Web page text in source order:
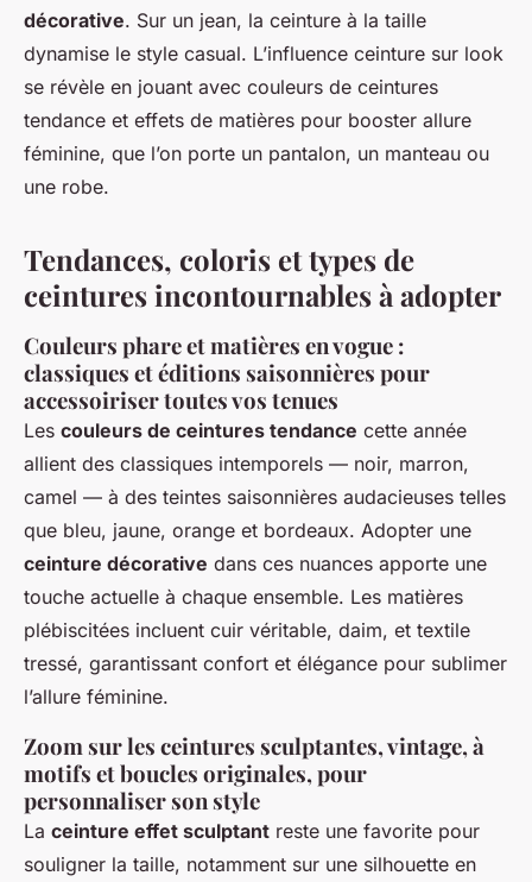
décorative. Sur un jean, la ceinture à la taille
dynamise le style casual. L’influence ceinture sur look
se révèle en jouant avec couleurs de ceintures
tendance et effets de matières pour booster allure
féminine, que l’on porte un pantalon, un manteau ou
une robe.
Tendances, coloris et types de
ceintures incontournables à adopter
Couleurs phare et matières en vogue :
classiques et éditions saisonnières pour
accessoiriser toutes vos tenues
Les couleurs de ceintures tendance cette année
allient des classiques intemporels — noir, marron,
camel — à des teintes saisonnières audacieuses telles
que bleu, jaune, orange et bordeaux. Adopter une
ceinture décorative dans ces nuances apporte une
touche actuelle à chaque ensemble. Les matières
plébiscitées incluent cuir véritable, daim, et textile
tressé, garantissant confort et élégance pour sublimer
l’allure féminine.
Zoom sur les ceintures sculptantes, vintage, à
motifs et boucles originales, pour
personnaliser son style
La ceinture effet sculptant reste une favorite pour
souligner la taille, notamment sur une silhouette en